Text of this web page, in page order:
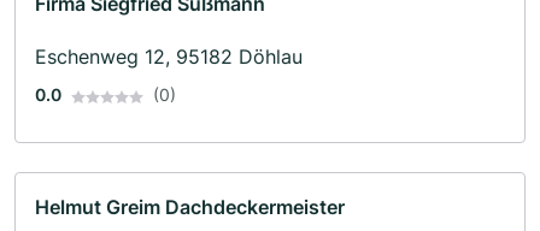
Eschenweg 12, 95182 Döhlau
0.0 (0)
Helmut Greim Dachdeckermeister